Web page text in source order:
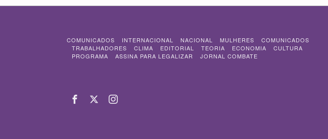
COMUNICADOS INTERNACIONAL NACIONAL MULHERES
COMUNICADOS
TRABALHADORES
CLIMA EDITORIAL TEORIA ECONOMIA
CULTURA
PROGRAMA
ASSINA PARA LEGALIZAR JORNAL COMBATE